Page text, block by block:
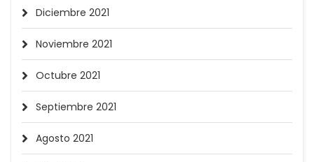
Diciembre 2021
Noviembre 2021
Octubre 2021
Septiembre 2021
Agosto 2021